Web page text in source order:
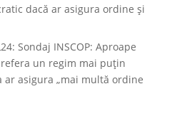
dacă ar asigura ordine și
Sondaj INSCOP: Aproape
un regim mai puțin
ar asigura „mai multă ordine